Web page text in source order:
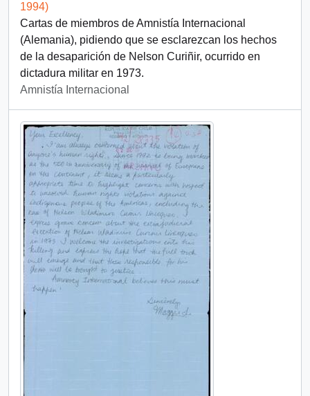
1994)
Cartas de miembros de Amnistía Internacional
(Alemania), pidiendo que se esclarezcan los hechos
de la desaparición de Nelson Curiñir, ocurrido en
dictadura militar en 1973.
Amnistía Internacional